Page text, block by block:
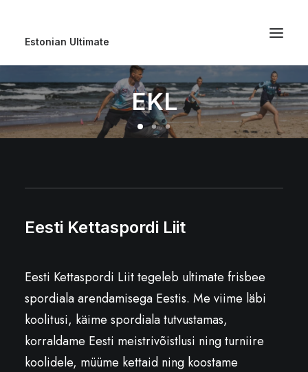
Estonian Ultimate
EKL
Eesti Kettaspordi Liit
Eesti Kettaspordi Liit tegeleb ultimate frisbee
spordiala arendamisega Eestis. Me viime läbi
koolitusi, käime spordiala tutvustamas,
korraldame Eesti meistrivõistlusi ning turniire
koolidele, müüme kettaid ning koostame